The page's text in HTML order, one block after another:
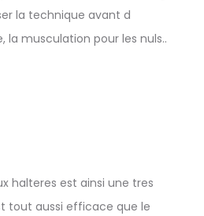
la technique avant d
la musculation pour les nuls..
halteres est ainsi une tres
tout aussi efficace que le